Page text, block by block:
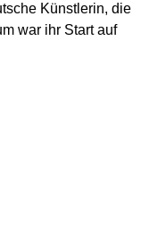
Künstlerin, die
war ihr Start auf